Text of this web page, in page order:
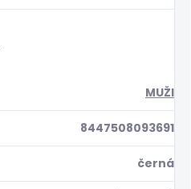
MUŽI
8447508093691
černá